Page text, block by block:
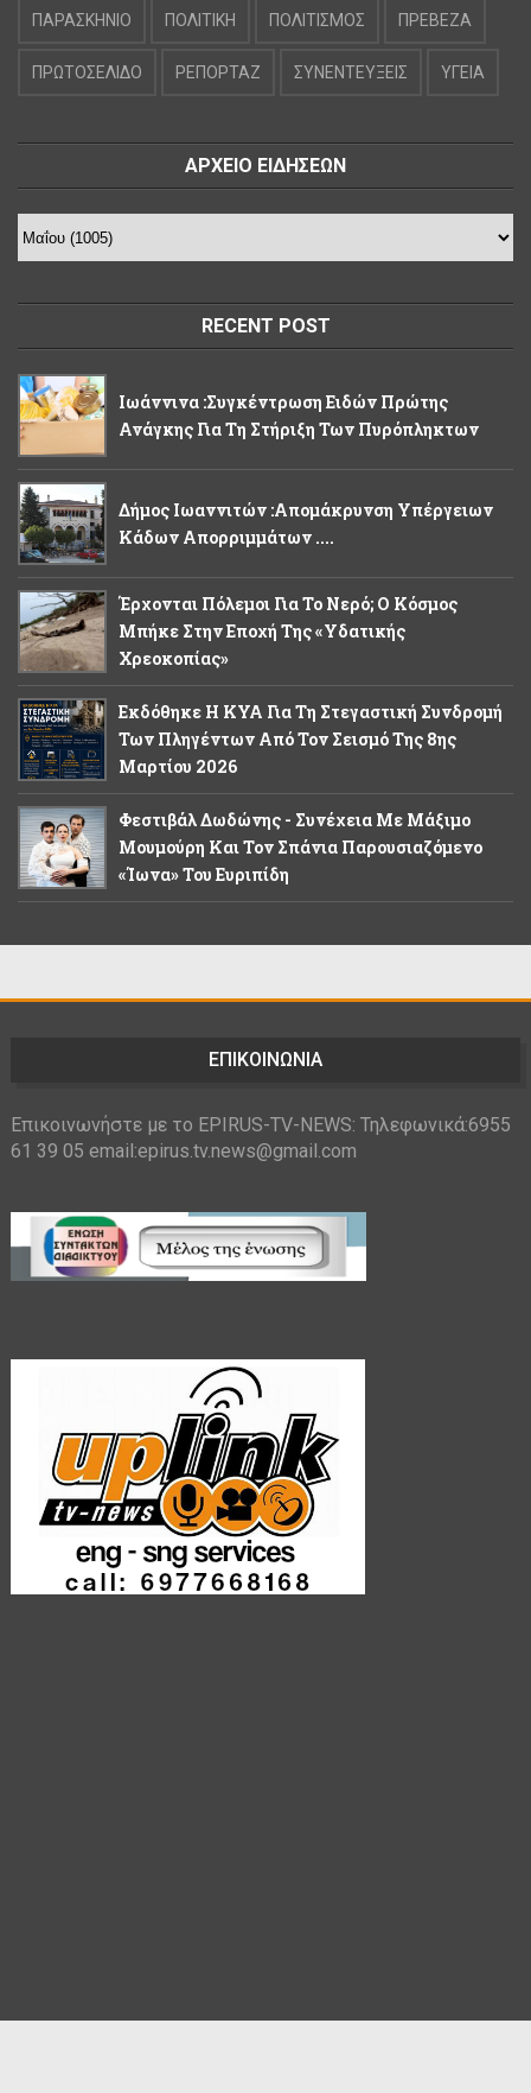
ΠΑΡΑΣΚΗΝΙΟ ΠΟΛΙΤΙΚΗ ΠΟΛΙΤΙΣΜΟΣ ΠΡΕΒΕΖΑ
ΠΡΩΤΟΣΕΛΙΔΟ ΡΕΠΟΡΤΑΖ ΣΥΝΕΝΤΕΥΞΕΙΣ ΥΓΕΙΑ
ΑΡΧΕΙΟ ΕΙΔΗΣΕΩΝ
RECENT POST
Ιωάννινα :Συγκέντρωση Ειδών Πρώτης
Ανάγκης Για Τη Στήριξη Των Πυρόπληκτων
Δήμος Ιωαννιτών :Απομάκρυνση Υπέργειων
Κάδων Απορριμμάτων ....
Έρχονται Πόλεμοι Για Το Νερό; Ο Κόσμος
Μπήκε Στην Εποχή Της «υδατικής
Χρεοκοπίας»
Εκδόθηκε Η ΚΥΑ Για Τη Στεγαστική Συνδρομή
Των Πληγέντων Από Τον Σεισμό Της 8ης
Μαρτίου 2026
Φεστιβάλ Δωδώνης - Συνέχεια Με Μάξιμο
Μουμούρη Και Τον Σπάνια Παρουσιαζόμενο
«Ίωνα» Του Ευριπίδη
ΕΠΙΚΟΙΝΩΝΙΑ
Επικοινωνήστε με το EPIRUS-TV-NEWS: Τηλεφωνικά:6955
61 39 05 email:epirus.tv.news@gmail.com